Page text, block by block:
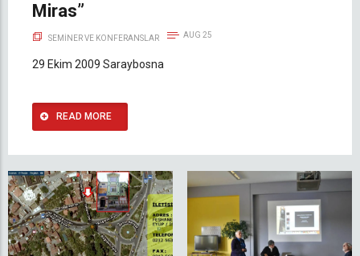
Miras”
SEMINER VE KONFERANSLAR AUG 25
29 Ekim 2009 Saraybosna
READ MORE